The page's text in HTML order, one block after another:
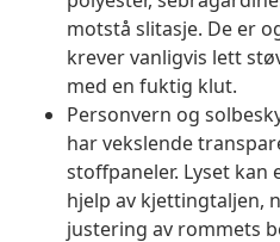
motstå slitasje. De er
krever vanligvis lett
med en fuktig klut.
Personvern og
har vekslende
stoffpaneler. Lyset
hjelp av kjettingtaljen,
justering av rommets